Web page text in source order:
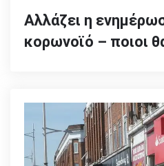
Αλλάζει η
κορωνοϊό – ποιοι